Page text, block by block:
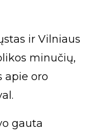
ir Vilniaus
minučių,
apie oro
gauta